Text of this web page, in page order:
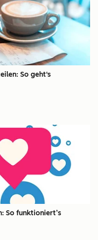
So geht's
So funktioniert’s